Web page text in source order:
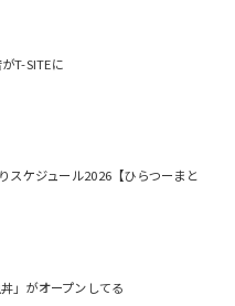
T-SITEに
スケジュール2026【ひらつーまと
」がオープンしてる